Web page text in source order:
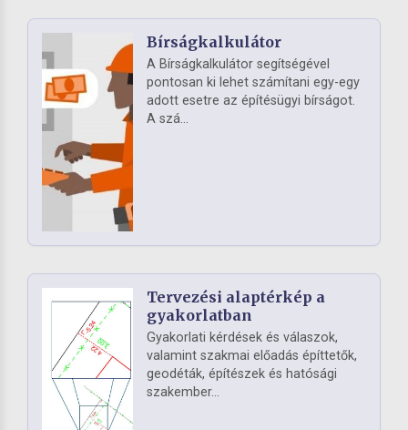
Bírságkalkulátor
A Bírságkalkulátor segítségével
pontosan ki lehet számítani egy-egy
adott esetre az építésügyi bírságot.
A szá...
Tervezési alaptérkép a
gyakorlatban
Gyakorlati kérdések és válaszok,
valamint szakmai előadás építtetők,
geodéták, építészek és hatósági
szakember...